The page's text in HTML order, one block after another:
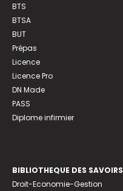
BTS
BTSA
BUT
Prépas
Licence
Licence Pro
DN Made
PASS
Diplome infirmier
BIBLIOTHEQUE DES SAVOIRS
Droit-Economie-Gestion